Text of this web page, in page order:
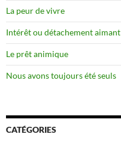
La peur de vivre
Intérêt ou détachement aimant
Le prêt animique
Nous avons toujours été seuls
CATÉGORIES